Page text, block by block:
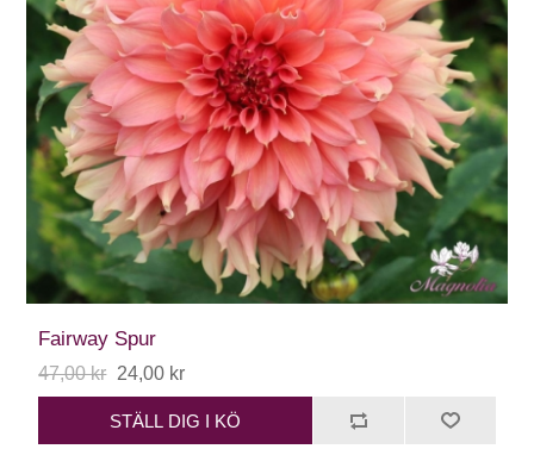
Fairway Spur
47,00 kr 24,00 kr
STÄLL DIG I KÖ